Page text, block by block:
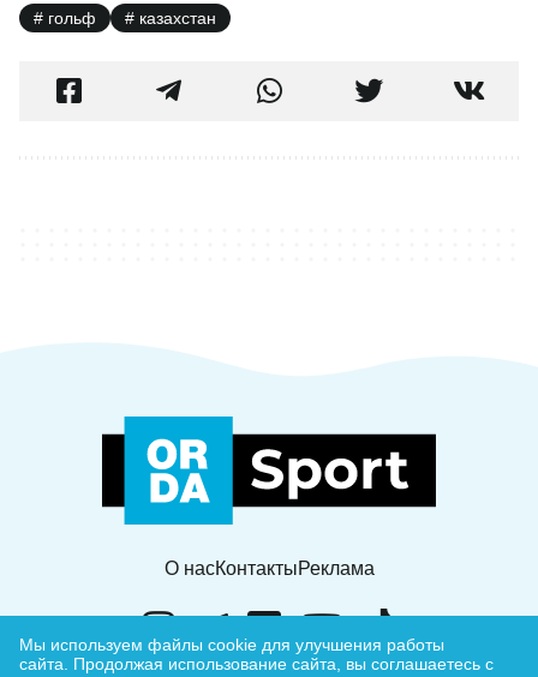
гольф казахстан
О насКонтактыРеклама
Мы используем файлы cookie для улучшения работы
сайта. Продолжая использование сайта, вы соглашаетесь с